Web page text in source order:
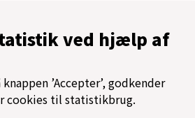
ved hjælp af
’Accepter’, godkender
cookies til statistikbrug.